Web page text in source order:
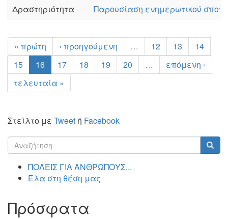
Δραστηριότητα
Παρουσίαση ενημερωτικού σποτ
« πρώτη ‹ προηγούμενη … 12 13
14
15
16 17 18 19 20 …
επόμενη ›
τελευταία »
Στείλτο με Tweet ή Facebook
Φόρμα
αναζήτησης
ΠΟΛΕΙΣ ΓΙΑ ΑΝΘΡΩΠΟΥΣ...
Έλα στη θέση μας
Πρόσφατα